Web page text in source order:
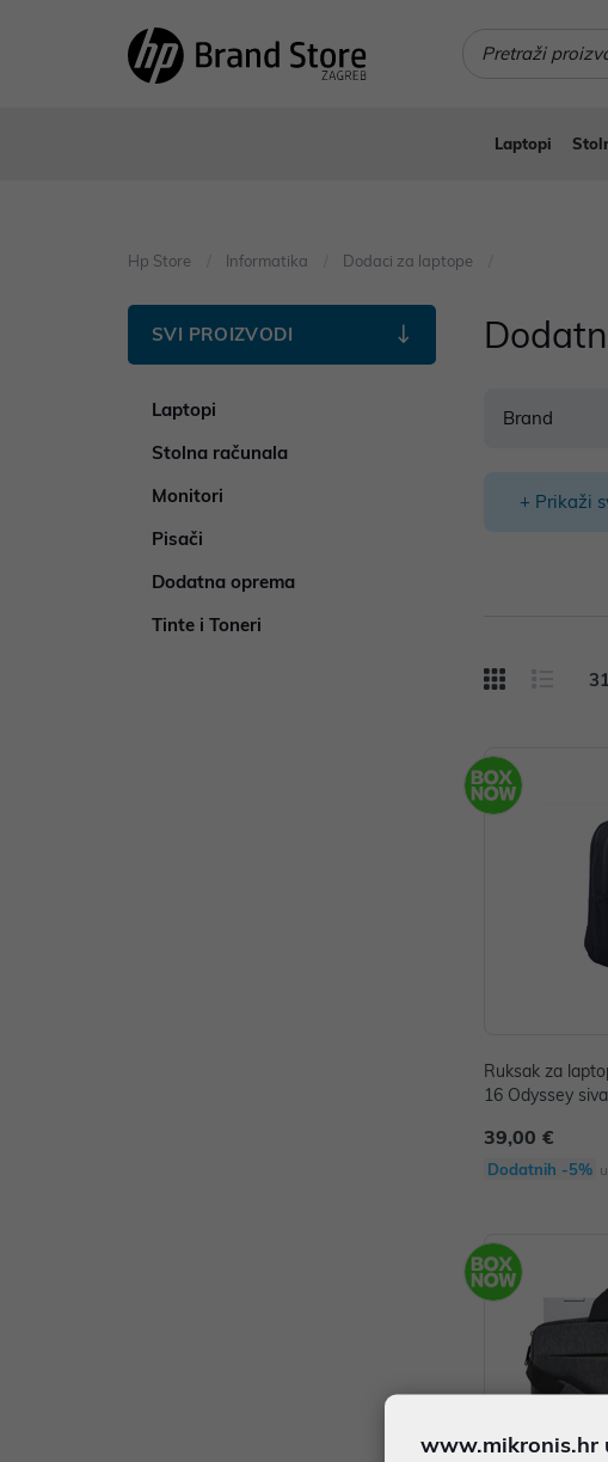
Laptopi
Hp Store Informatika Dodaci za laptope
SVI PROIZVODI
Laptopi
Stolna računala
Monitori
Pisači
Dodatna oprema
Tinte i Toneri
Brand
+ Prikaži
31
Ruksak za laptope do
16 Odyssey
39,00 €
Dodatnih -5%
www.mikronis.hr